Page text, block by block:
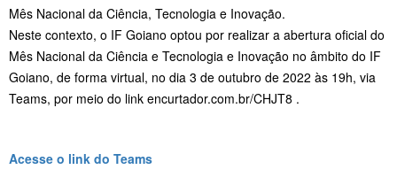
Mês Nacional da Ciência, Tecnologia e Inovação.
Neste contexto, o IF Goiano optou por realizar a abertura oficial do
Mês Nacional da Ciência e Tecnologia e Inovação no âmbito do IF
Goiano, de forma virtual, no dia 3 de outubro de 2022 às 19h, via
Teams, por meio do link encurtador.com.br/CHJT8 .
Acesse o link do Teams